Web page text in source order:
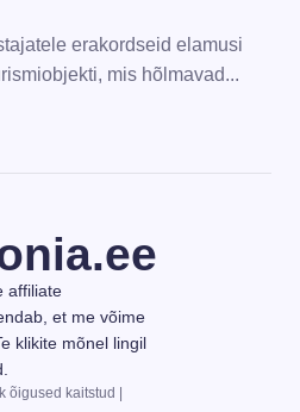
erakordseid elamusi
mis hõlmavad...
affiliate
et me võime
klikite mõnel lingil
kaitstud |